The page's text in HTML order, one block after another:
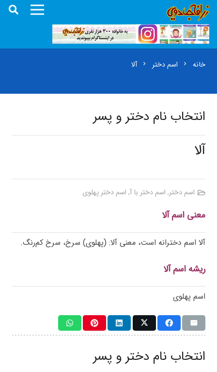
خانه chevron_right اسم دختر chevron_right آلا
انتخاب نام دختر و پسر
آلا
اسم دختر, اسم دختر با آ, اسم دختر پهلوی
معنی اسم آلا
آلا اسم دخترانه است، معنی آلا: (پهلوی) سرخ، سرخ کم‌رنگ.
ریشه اسم آلا
اسم پهلوی
انتخاب نام دختر و پسر